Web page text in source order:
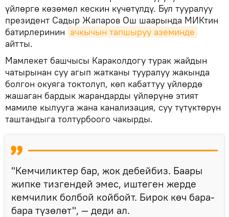
үйлөргө көзөмөл кескин күчөтүлдү. Бул тууралуу
президент Садыр Жапаров Ош шаарында МИКтин
батирлеринин ачкычын тапшыруу аземинде
айтты.
Мамлекет башчысы Караколдогу турак жайдын
чатырынан суу агып жатканы тууралуу жакында
болгон окуяга токтолуп, көп кабаттуу үйлөрдө
жашаган бардык жарандарды үйлөрүнө этият
мамиле кылууга жана канализация, суу түтүктөрүн
таштандыга толтурбоого чакырды.
"Кемчиликтер бар, жок дебейбиз. Баары
жипке тизгендей эмес, иштеген жерде
кемчилик болбой койбойт. Бирок көч бара-
бара түзөлөт", — деди ал.